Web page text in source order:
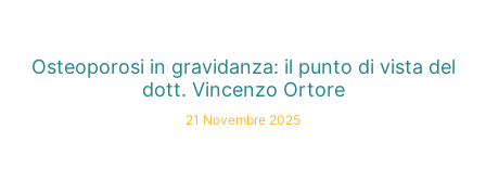
Osteoporosi in gravidanza: il punto di vista del
dott. Vincenzo Ortore
21 Novembre 2025